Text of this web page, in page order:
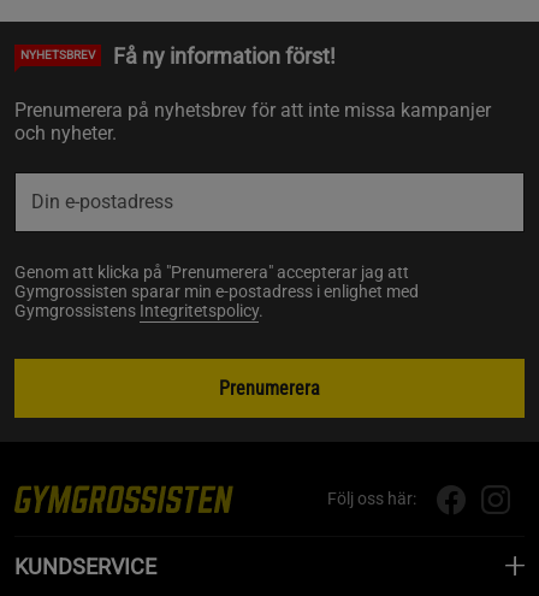
NYHETSBREV Få ny information först!
Prenumerera på nyhetsbrev för att inte missa kampanjer
och nyheter.
Genom att klicka på "Prenumerera" accepterar jag att
Gymgrossisten sparar min e-postadress i enlighet med
Gymgrossistens Integritetspolicy.
Prenumerera
Följ oss här:
KUNDSERVICE